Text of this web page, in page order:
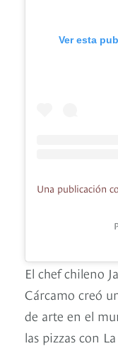
Ver esta
El chef chileno
Cárcamo creó
de arte en el
las pizzas con La